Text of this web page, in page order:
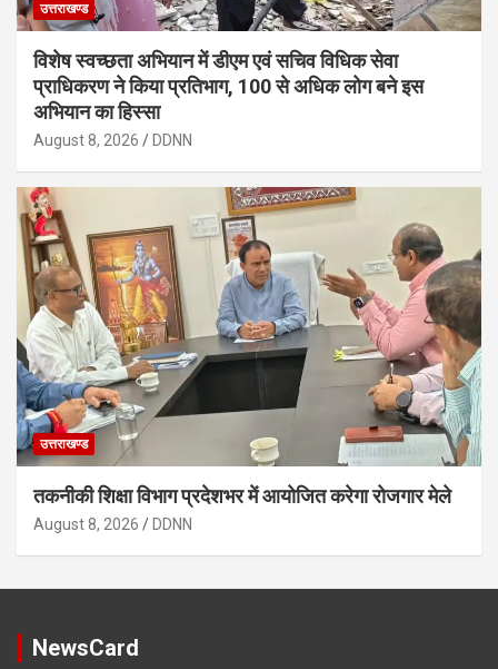
उत्तराखण्ड
विशेष स्वच्छता अभियान में डीएम एवं सचिव विधिक सेवा
प्राधिकरण ने किया प्रतिभाग, 100 से अधिक लोग बने इस
अभियान का हिस्सा
August 8, 2026 DDNN
उत्तराखण्ड
तकनीकी शिक्षा विभाग प्रदेशभर में आयोजित करेगा रोजगार मेले
August 8, 2026 DDNN
NewsCard